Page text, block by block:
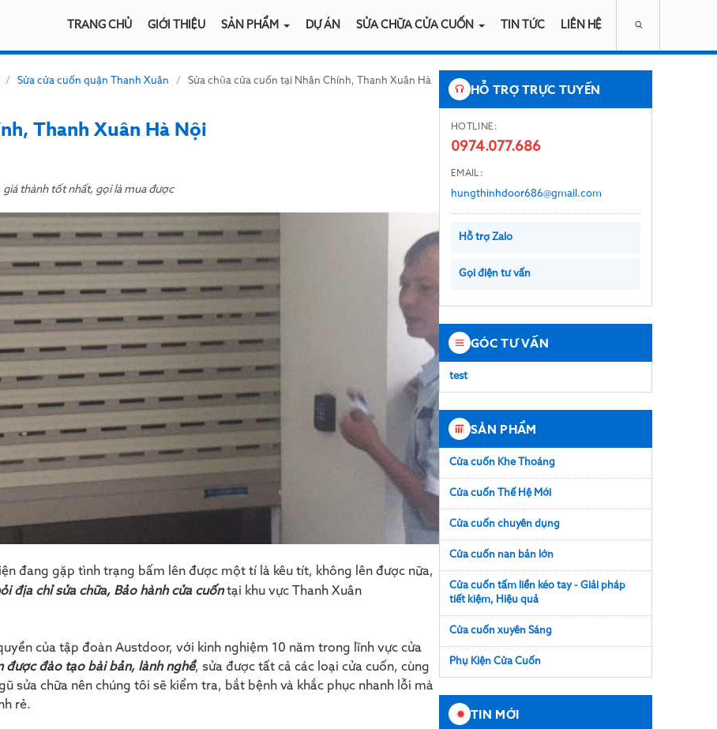
TRANG CHỦ GIỚI THIỆU SẢN PHẨM DỰ ÁN SỬA CHỮA CỬA CUỐN TIN TỨC LIÊN HỆ
HỖ TRỢ TRỰC TUYẾN
HOTLINE:
0974.077.686
EMAIL:
hungthinhdoor686@gmail.com
Hỗ trợ Zalo
Gọi điện tư vấn
GÓC TƯ VẤN
test
SẢN PHẨM
Cửa cuốn Khe Thoáng
Cửa cuốn Thế Hệ Mới
Cửa cuốn chuyên dụng
Cửa cuốn nan bản lớn
Cửa cuốn tấm liền kéo tay - Giải pháp
tiết kiệm, Hiệu quả
Cửa cuốn xuyên Sáng
Phụ Kiện Cửa Cuốn
TIN MỚI
/ Sửa cửa cuốn quận Thanh Xuân /
Sửa chữa cửa cuốn tại Nhân Chính, Thanh Xuân Hà
Thanh Xuân Hà Nội
thành tốt nhất, gọi là mua được
đang gặp tình trạng bấm lên được một tí là kêu tít, không lên được nữa,
địa chỉ sửa chữa, Bảo hành cửa cuốntại khu vực Thanh Xuân
của tập đoàn Austdoor, với kinh nghiệm 10 năm trong lĩnh vực cửa
được đào tạo bài bản, lành nghề, sửa được tất cả các loại cửa cuốn, cùng
sửa chữa nên chúng tôi sẽ kiểm tra, bắt bệnh và khắc phục nhanh lỗi mà
rẻ.